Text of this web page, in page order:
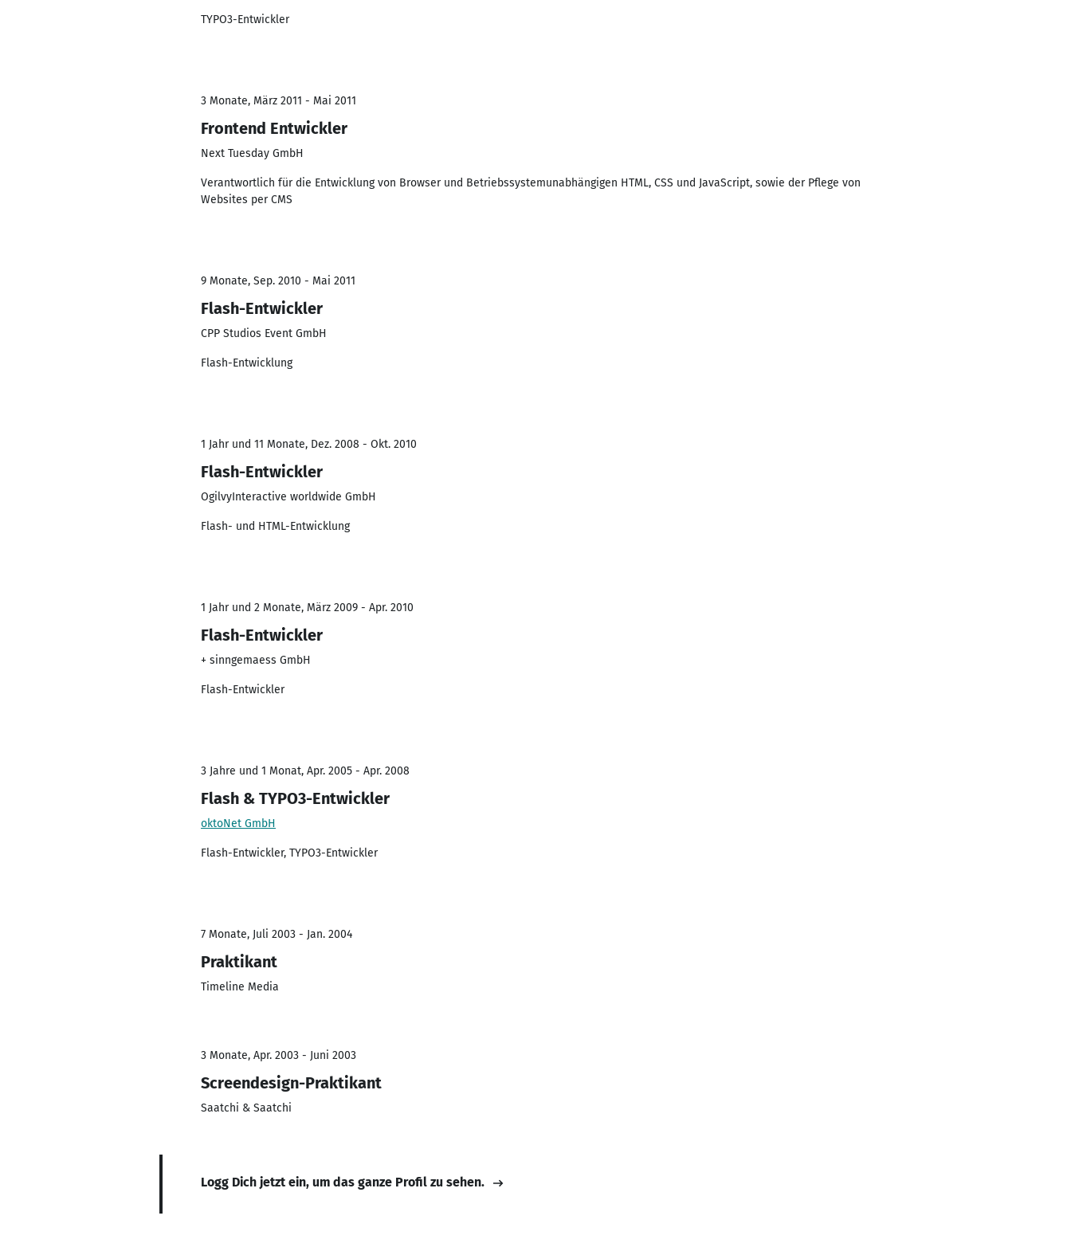
TYPO3-Entwickler
3 Monate, März 2011 - Mai 2011
Frontend Entwickler
Next Tuesday GmbH
Verantwortlich für die Entwicklung von Browser und Betriebssystemunabhängigen HTML, CSS und JavaScript, sowie der Pflege von
Websites per CMS
9 Monate, Sep. 2010 - Mai 2011
Flash-Entwickler
CPP Studios Event GmbH
Flash-Entwicklung
1 Jahr und 11 Monate, Dez. 2008 - Okt. 2010
Flash-Entwickler
OgilvyInteractive worldwide GmbH
Flash- und HTML-Entwicklung
1 Jahr und 2 Monate, März 2009 - Apr. 2010
Flash-Entwickler
+ sinngemaess GmbH
Flash-Entwickler
3 Jahre und 1 Monat, Apr. 2005 - Apr. 2008
Flash & TYPO3-Entwickler
oktoNet GmbH
Flash-Entwickler, TYPO3-Entwickler
7 Monate, Juli 2003 - Jan. 2004
Praktikant
Timeline Media
3 Monate, Apr. 2003 - Juni 2003
Screendesign-Praktikant
Saatchi & Saatchi
Logg Dich jetzt ein, um das ganze Profil zu sehen.